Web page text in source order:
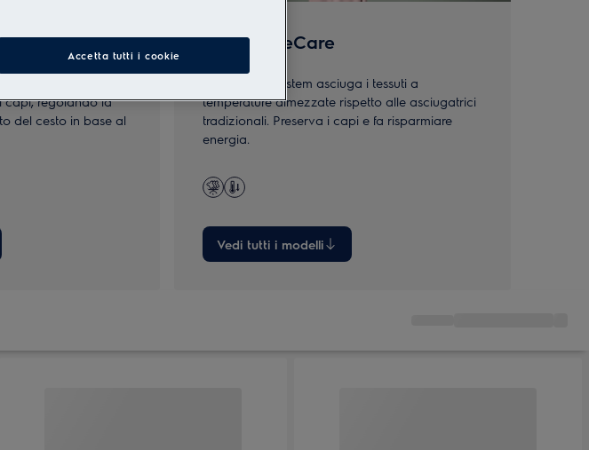
capi, regolando la
del cesto in base al
700 GentleCare
GentleCare System asciuga i tessuti a
temperature dimezzate rispetto alle asciugatrici
tradizionali. Preserva i capi e fa risparmiare
energia.
Vedi tutti i modelli
Accetta tutti i cookie